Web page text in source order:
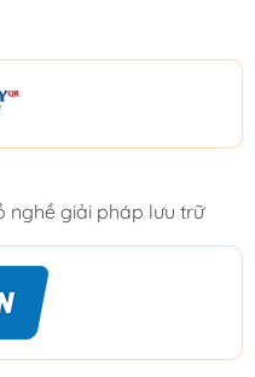
nghề giải pháp lưu trữ